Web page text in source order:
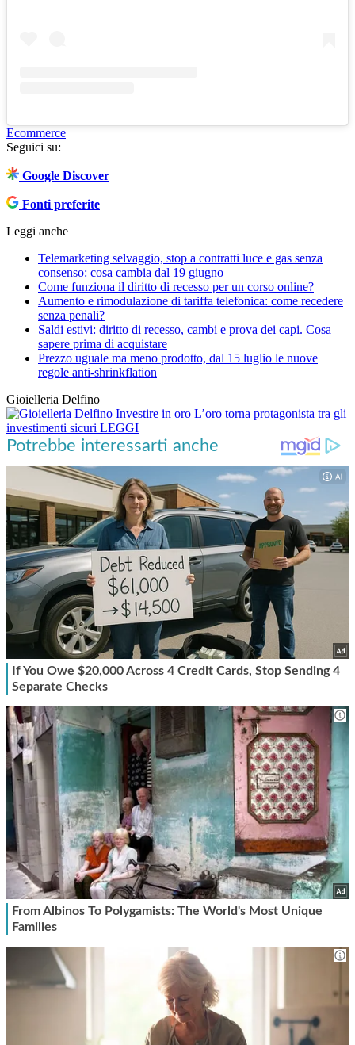
Ecommerce
Seguici su:
Google Discover
Fonti preferite
Leggi anche
Telemarketing selvaggio, stop a contratti luce e gas senza
consenso: cosa cambia dal 19 giugno
Come funziona il diritto di recesso per un corso online?
Aumento e rimodulazione di tariffa telefonica: come recedere
senza penali?
Saldi estivi: diritto di recesso, cambi e prova dei capi. Cosa
sapere prima di acquistare
Prezzo uguale ma meno prodotto, dal 15 luglio le nuove
regole anti-shrinkflation
Gioielleria Delfino
Investire in oro L’oro torna protagonista tra gli
investimenti sicuri LEGGI